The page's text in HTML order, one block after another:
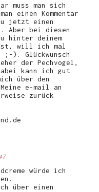
muss man sich
einen Kommentar
jetzt einen
Aber bei diesen
hinter deinem
will ich mal
;-). Glückwunsch
der Pechvogel,
kann ich gut
über den
e-mail an
zurück
würde ich
über einen